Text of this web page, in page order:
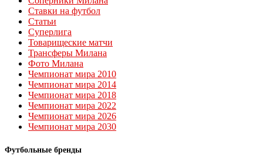
Ставки на футбол
Статьи
Суперлига
Товарищеские матчи
Трансферы Милана
Фото Милана
Чемпионат мира 2010
Чемпионат мира 2014
Чемпионат мира 2018
Чемпионат мира 2022
Чемпионат мира 2026
Чемпионат мира 2030
Футбольные бренды